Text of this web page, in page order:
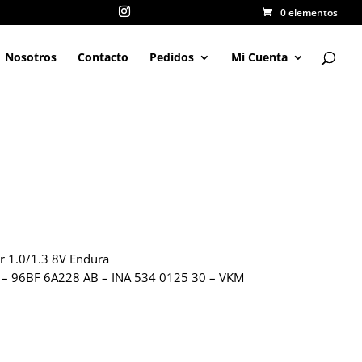
0 elementos
Nosotros Contacto Pedidos Mi Cuenta
1.0/1.3 8V Endura
96BF 6A228 AB – INA 534 0125 30 – VKM